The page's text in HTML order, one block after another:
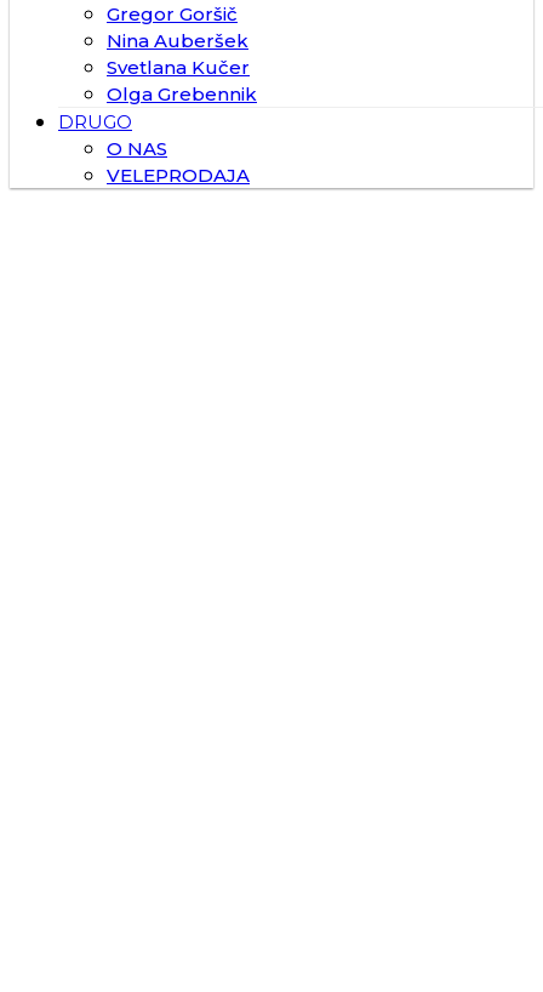
Gregor Goršič
Nina Auberšek
Svetlana Kučer
Olga Grebennik
DRUGO
O NAS
VELEPRODAJA